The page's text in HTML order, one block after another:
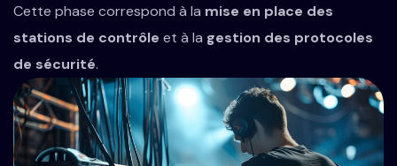
Cette phase correspond à la mise en place des
stations de contrôle et à la gestion des protocoles
de sécurité.